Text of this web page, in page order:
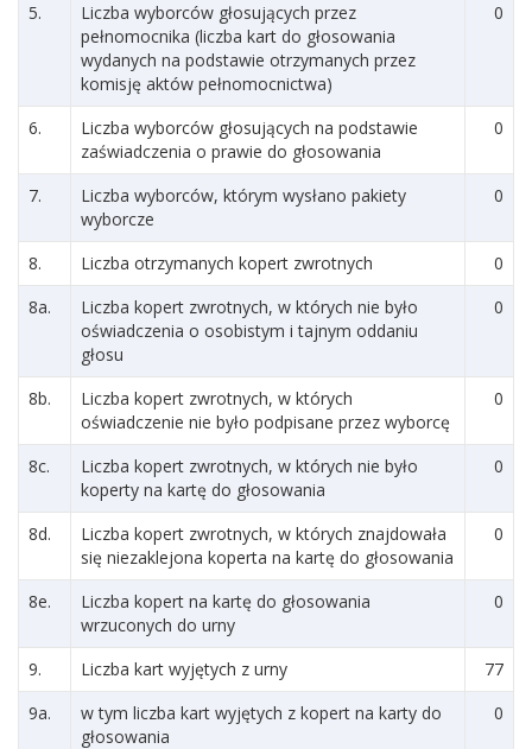
5.
Liczba wyborców głosujących przez
pełnomocnika (liczba kart do głosowania
wydanych na podstawie otrzymanych przez
komisję aktów pełnomocnictwa)
0
6.
Liczba wyborców głosujących na podstawie
zaświadczenia o prawie do głosowania
0
7.
Liczba wyborców, którym wysłano pakiety
wyborcze
0
8. Liczba otrzymanych kopert zwrotnych
0
8a.
Liczba kopert zwrotnych, w których nie było
oświadczenia o osobistym i tajnym oddaniu
głosu
0
8b.
Liczba kopert zwrotnych, w których
oświadczenie nie było podpisane przez wyborcę
0
8c.
Liczba kopert zwrotnych, w których nie było
koperty na kartę do głosowania
0
8d.
Liczba kopert zwrotnych, w których znajdowała
się niezaklejona koperta na kartę do głosowania
0
8e.
Liczba kopert na kartę do głosowania
wrzuconych do urny
0
9. Liczba kart wyjętych z urny
77
9a.
w tym liczba kart wyjętych z kopert na karty do
głosowania
0